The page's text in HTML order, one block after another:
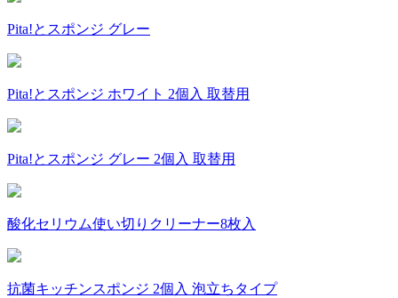
Pita!とスポンジ グレー
Pita!とスポンジ ホワイト 2個入 取替用
Pita!とスポンジ グレー 2個入 取替用
酸化セリウム使い切りクリーナー8枚入
抗菌キッチンスポンジ 2個入 泡立ちタイプ